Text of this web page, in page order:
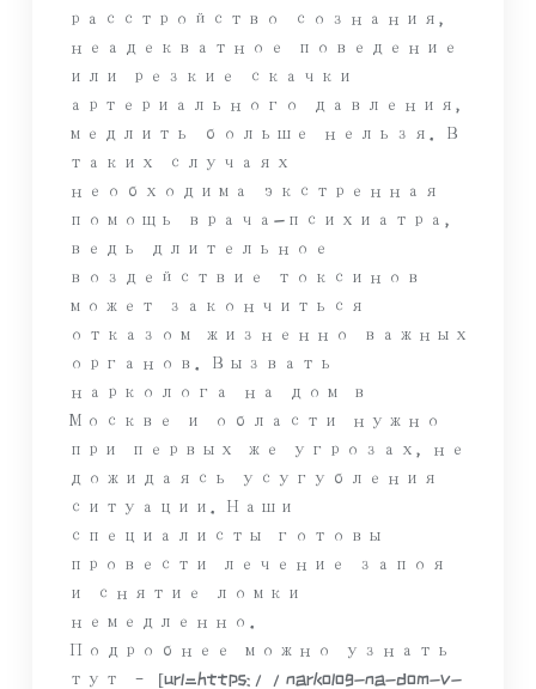
расстройство сознания,
неадекватное поведение
или резкие скачки
артериального давления,
медлить больше нельзя. В
таких случаях
необходима экстренная
помощь врача-психиатра,
ведь длительное
воздействие токсинов
может закончиться
отказом жизненно важных
органов. Вызвать
нарколога на дом в
Москве и области нужно
при первых же угрозах, не
дожидаясь усугубления
ситуации. Наши
специалисты готовы
провести лечение запоя
и снятие ломки
немедленно.
Подробнее можно узнать
тут – [url=https://narkolog-na-dom-v-